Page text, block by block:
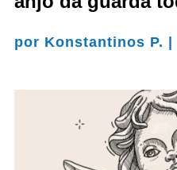
por Konstantinos P.